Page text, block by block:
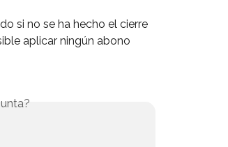
si no se ha hecho el cierre
aplicar ningún abono